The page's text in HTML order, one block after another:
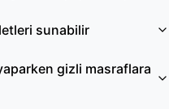
sunabilir
gizli masraflara